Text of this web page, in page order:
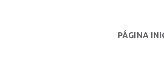
PÁGINA